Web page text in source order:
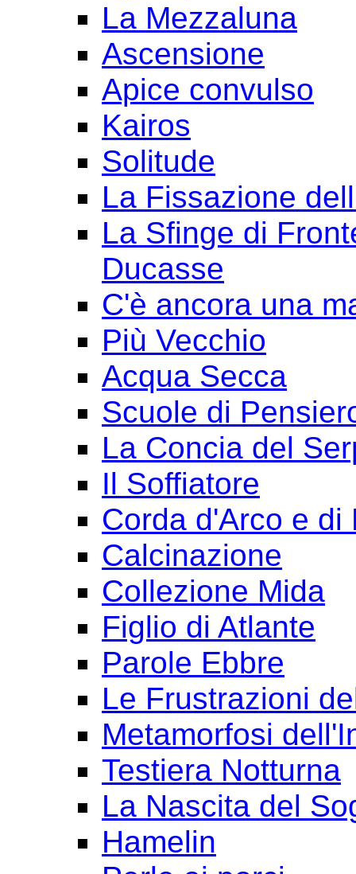
La Mezzaluna
Ascensione
Apice convulso
Kairos
Solitude
La Fissazione
La Sfinge di
Ducasse
C'è ancora una
Più Vecchio
Acqua Secca
Scuole di
La Concia del
Il Soffiatore
Corda d'Arco e di
Calcinazione
Collezione Mida
Figlio di Atlante
Parole Ebbre
Le Frustrazioni
Metamorfosi
Testiera Notturna
La Nascita del
Hamelin